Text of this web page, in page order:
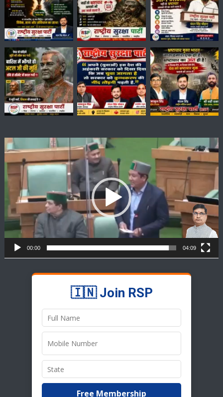
Video
Player
00:00 04:09
🇮🇳 Join RSP
Free Membership